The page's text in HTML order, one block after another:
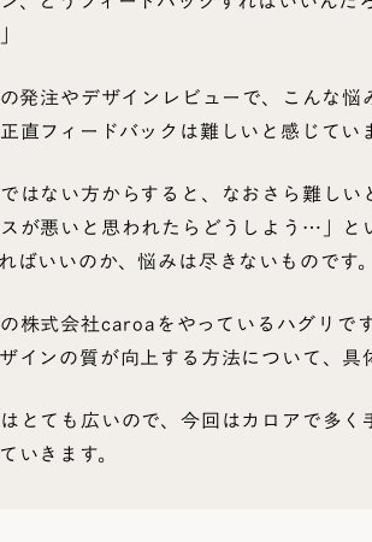
発注やデザインレビューで、こんな
直フィードバックは難しいと感じてい
はない方からすると、なおさら難し
が悪いと思われたらどうしよう…」
ばいいのか、悩みは尽きないものです。
株式会社caroaをやっているハグリで
インの質が向上する方法について、具
とても広いので、今回はカロアで多
いきます。